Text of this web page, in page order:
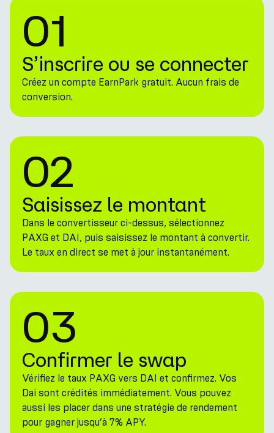
01
S’inscrire ou se connecter
Créez un compte EarnPark gratuit. Aucun frais de
conversion.
02
Saisissez le montant
Dans le convertisseur ci-dessus, sélectionnez
PAXG et DAI, puis saisissez le montant à convertir.
Le taux en direct se met à jour instantanément.
03
Confirmer le swap
Vérifiez le taux PAXG vers DAI et confirmez. Vos
Dai sont crédités immédiatement. Vous pouvez
aussi les placer dans une stratégie de rendement
pour gagner jusqu’à 7% APY.